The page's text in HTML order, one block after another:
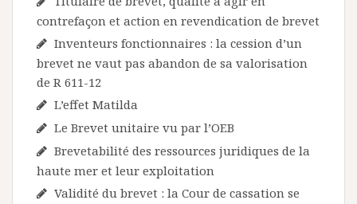
contrefaçon et action en revendication de brevet
Inventeurs fonctionnaires : la cession d’un
brevet ne vaut pas abandon de sa valorisation
de R 611-12
L’effet Matilda
Le Brevet unitaire vu par l’OEB
Brevetabilité des ressources juridiques de la
haute mer et leur exploitation
Validité du brevet : la Cour de cassation se